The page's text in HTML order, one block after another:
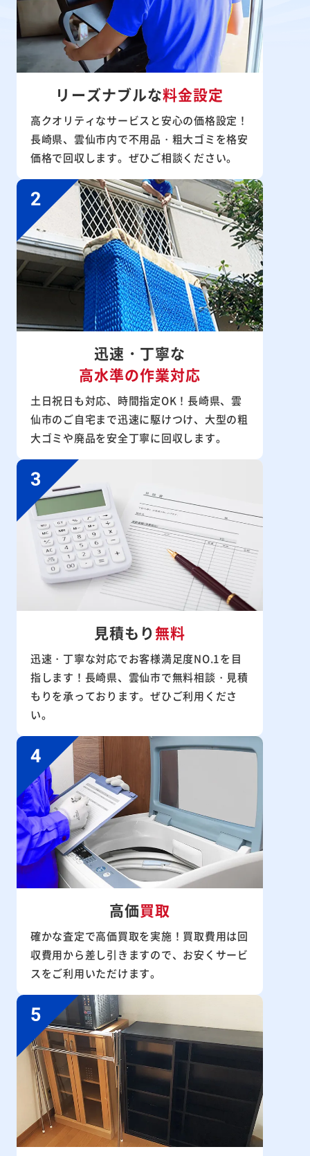
リーズナブルな料金設定
高クオリティなサービスと安心の価格設定！
長崎県、雲仙市内で不用品・粗大ゴミを格安
価格で回収します。ぜひご相談ください。
迅速・丁寧な
高水準の作業対応
土日祝日も対応、時間指定OK！長崎県、雲
仙市のご自宅まで迅速に駆けつけ、大型の粗
大ゴミや廃品を安全丁寧に回収します。
見積もり無料
迅速・丁寧な対応でお客様満足度NO.1を目
指します！長崎県、雲仙市で無料相談・見積
もりを承っております。ぜひご利用くださ
い。
高価買取
確かな査定で高価買取を実施！買取費用は回
収費用から差し引きますので、お安くサービ
スをご利用いただけます。